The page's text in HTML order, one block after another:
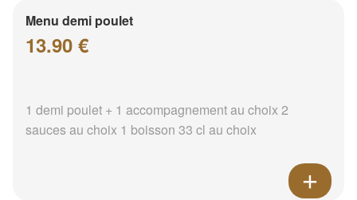
Menu demi poulet
13.90 €
1 demi poulet + 1 accompagnement au choix 2
sauces au choix 1 boisson 33 cl au choix